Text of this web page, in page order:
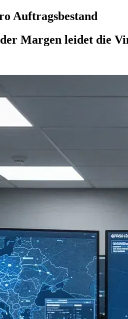
Auftragsbestand
Margen leidet die